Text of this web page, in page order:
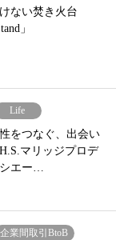
ない焚き⽕台
」
Life
をつなぐ、出会い
マリッジプロデ
エー…
企業間取引BtoB